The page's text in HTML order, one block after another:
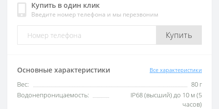
Купить в один клик
Введите номер телефона и мы перезвоним
Купить
Основные характеристики Все характеристики
Вес:
80 г
Водонепроницаемость:
IP68 (высший) до 10 м (5
часов)